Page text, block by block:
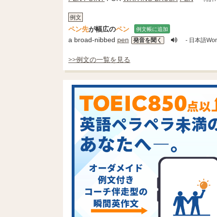
例文
ペン先が幅広のペン 例文帳に追加
a broad-nibbed pen 発音を聞く - 日本語
>>例文の一覧を見る